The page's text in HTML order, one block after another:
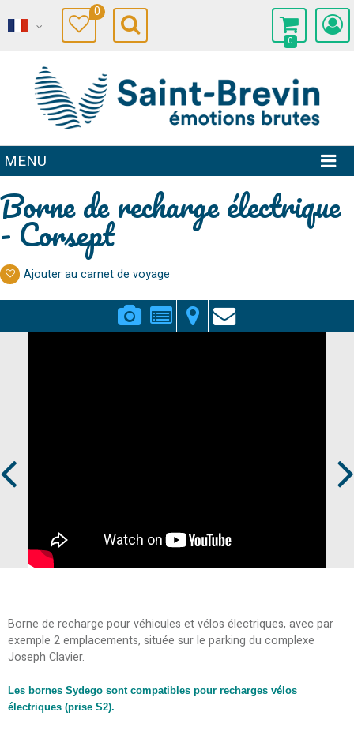
0
0
MENU
Borne de recharge électrique
- Corsept
Ajouter au carnet de voyage
Borne de recharge pour véhicules et vélos électriques, avec par
exemple 2 emplacements, située sur le parking du complexe
Joseph Clavier.
Les bornes Sydego sont compatibles pour recharges vélos
électriques (prise S2).